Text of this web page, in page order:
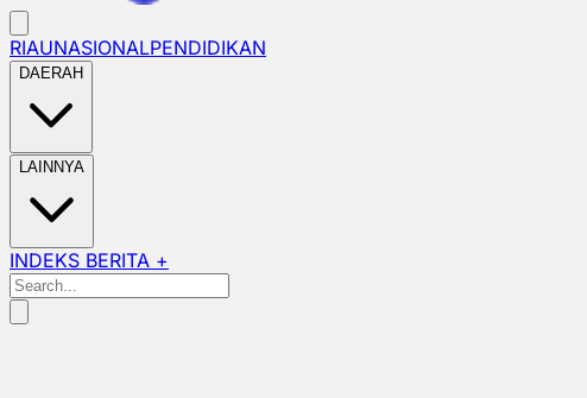
RIAUNASIONALPENDIDIKAN
DAERAH
LAINNYA
INDEKS BERITA +